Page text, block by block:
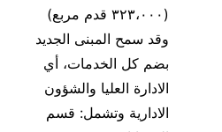
(٣٢٣،٠٠٠ قدم مربع)
وقد سمح المبنى الجديد
بضم كل الخدمات، أي
الادارة العليا والشؤون
الادارية وتشمل: قسم